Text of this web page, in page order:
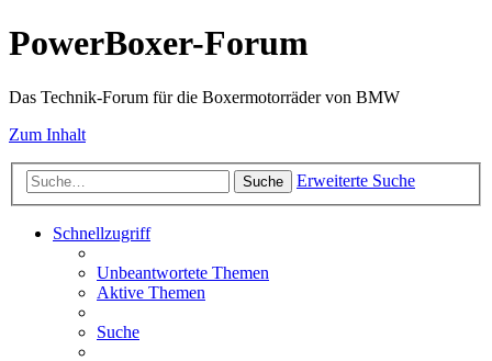
PowerBoxer-Forum
Das Technik-Forum für die Boxermotorräder von BMW
Zum Inhalt
Suche Erweiterte Suche
Schnellzugriff
Unbeantwortete Themen
Aktive Themen
Suche